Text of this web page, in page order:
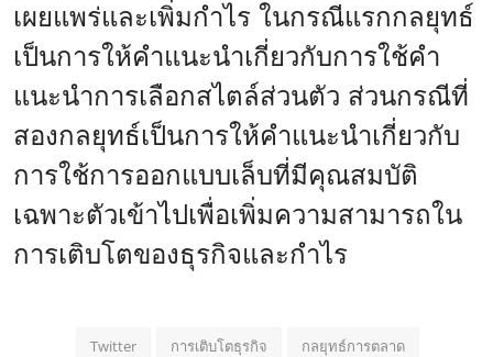
เผยแพร่และเพิ่มกำไร ในกรณีแรกกลยุทธ์
เป็นการให้คำแนะนำเกี่ยวกับการใช้คำ
แนะนำการเลือกสไตล์ส่วนตัว ส่วนกรณีที่
สองกลยุทธ์เป็นการให้คำแนะนำเกี่ยวกับ
การใช้การออกแบบเล็บที่มีคุณสมบัติ
เฉพาะตัวเข้าไปเพื่อเพิ่มความสามารถใน
การเติบโตของธุรกิจและกำไร
Twitter การเติบโตธุรกิจ กลยุทธ์การตลาด